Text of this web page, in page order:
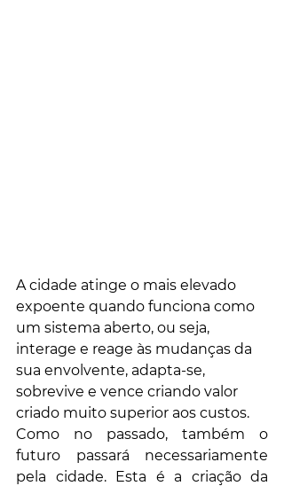
A cidade atinge o mais elevado
expoente quando funciona como
um sistema aberto, ou seja,
interage e reage às mudanças da
sua envolvente, adapta-se,
sobrevive e vence criando valor
criado muito superior aos custos.
Como no passado, também o
futuro passará necessariamente
pela cidade. Esta é a criação da